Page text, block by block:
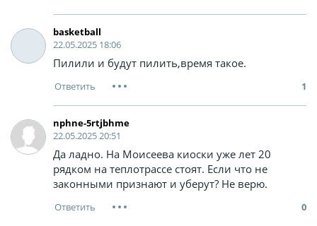
basketball
22.05.2025 18:06
Пилили и будут пилить,время такое.
1
nphne-5rtjbhme
22.05.2025 20:51
Да ладно. На Моисеева киоски уже лет 20
рядком на теплотрассе стоят. Если что не
законными признают и уберут? Не верю.
0